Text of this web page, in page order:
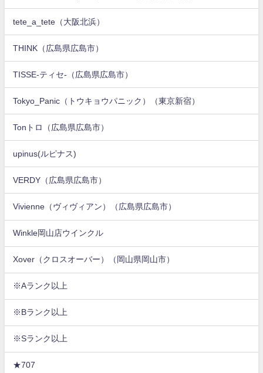
tete_a_tete（大阪北浜）
THINK（広島県広島市）
TISSE-ティセ-（広島県広島市）
Tokyo_Panic（トウキョウパニック）（東京新宿）
Tonトロ（広島県広島市）
upinus(ルピナス)
VERDY（広島県広島市）
Vivienne（ヴィヴィアン）（広島県広島市）
Winkle岡山店ウインクル
Xover（クロスオーバー）（岡山県岡山市）
※Aランク以上
※Bランク以上
※Sランク以上
★707